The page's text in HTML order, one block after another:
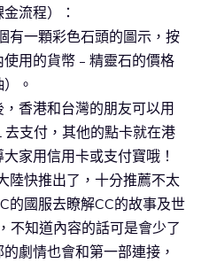
流程）：
有一顆彩色石頭的圖示，按
用的貨幣﹣精靈石的價格
。
香港和台灣的朋友可以用
去支付，其他的點卡就在港
家用信用卡或支付寶哦！
陸快推出了， 十分推薦不太
的國服去瞭解CC的故事及世
不知道內容的話可是會少了
劇情也會和第一部連接，